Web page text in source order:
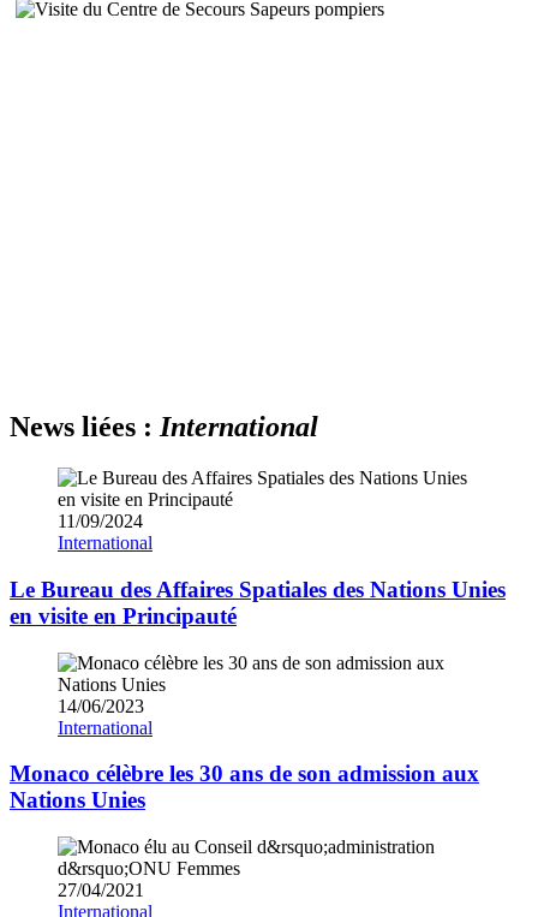
News liées :International
11/09/2024
International
Le Bureau des Affaires Spatiales des Nations Unies
en visite en Principauté
14/06/2023
International
Monaco célèbre les 30 ans de son admission aux
Nations Unies
27/04/2021
International